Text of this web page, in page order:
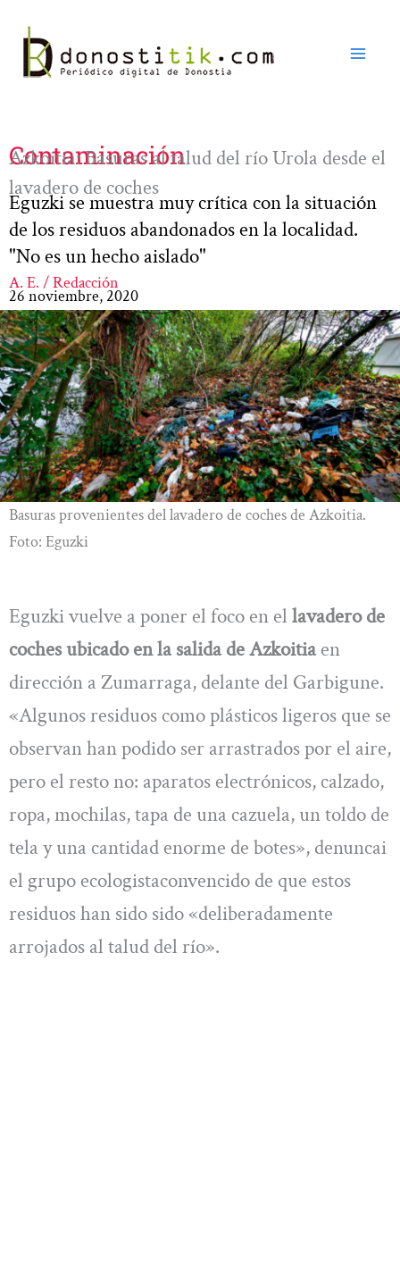
contenido
Contaminación
Azkoitia: Basuras al talud del río Urola desde el
lavadero de coches
Eguzki se muestra muy crítica con la situación
de los residuos abandonados en la localidad.
"No es un hecho aislado"
A. E. / Redacción
26 noviembre, 2020
Basuras provenientes del lavadero de coches de Azkoitia.
Foto: Eguzki
Eguzki vuelve a poner el foco en el lavadero de
coches ubicado en la salida de Azkoitiaen
dirección a Zumarraga, delante del Garbigune.
«Algunos residuos como plásticos ligeros que se
observan han podido ser arrastrados por el aire,
pero el resto no: aparatos electrónicos, calzado,
ropa, mochilas, tapa de una cazuela, un toldo de
tela y una cantidad enorme de botes», denuncai
el grupo ecologistaconvencido de que estos
residuos han sido sido «deliberadamente
arrojados al talud del río».